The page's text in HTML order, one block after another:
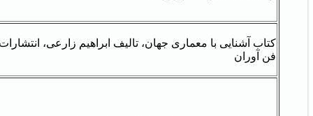
کتاب آشنایی با معماری جهان، تالیف ابراهیم زارعی،
فن آوران